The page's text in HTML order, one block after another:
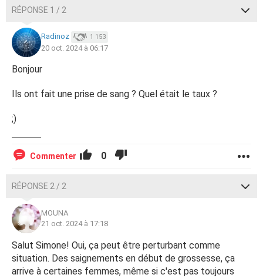
RÉPONSE 1 / 2
Radinoz 1 153
20 oct. 2024 à 06:17
Bonjour
Ils ont fait une prise de sang ? Quel était le taux ?
;)
Commenter 0
RÉPONSE 2 / 2
MOUNA
21 oct. 2024 à 17:18
Salut Simone! Oui, ça peut être perturbant comme
situation. Des saignements en début de grossesse, ça
arrive à certaines femmes, même si c'est pas toujours